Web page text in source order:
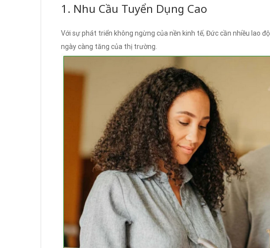
1. Nhu Cầu Tuyển Dụng Cao
Với sự phát triển không ngừng của nền kinh tế, Đức cần nhiều lao
ngày càng tăng của thị trường.